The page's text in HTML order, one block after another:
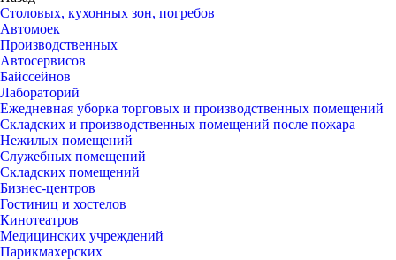
Столовых, кухонных зон, погребов
Автомоек
Производственных
Автосервисов
Байссейнов
Лабораторий
Ежедневная уборка торговых и производственных помещений
Складских и производственных помещений после пожара
Нежилых помещений
Служебных помещений
Складских помещений
Бизнес-центров
Гостиниц и хостелов
Кинотеатров
Медицинских учреждений
Парикмахерских